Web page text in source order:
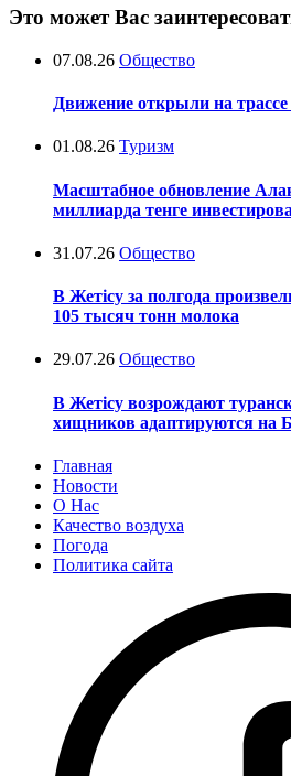
Это может Вас
07.08.26 Общество
Движение открыли на
01.08.26 Туризм
Масштабное обновление
миллиарда тенге
31.07.26 Общество
В Жетісу за полгода
105 тысяч тонн молока
29.07.26 Общество
В Жетісу возрождают
хищников адаптируются на
Главная
Новости
О Нас
Качество воздуха
Погода
Политика сайта